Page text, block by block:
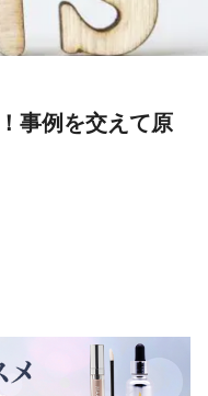
事例を交えて原